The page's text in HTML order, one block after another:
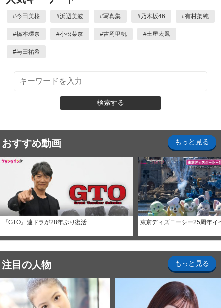
#今田美桜 #浜辺美波 #写真集 #乃木坂46 #有村架純
#橋本環奈 #小松菜奈 #吉岡里帆 #土屋太鳳
#与田祐希
検索する
おすすめ動画 もっと見る
『GTO』連ドラが28年ぶり復活 東京ディズニーシー25周年イ
注目の人物 もっと見る